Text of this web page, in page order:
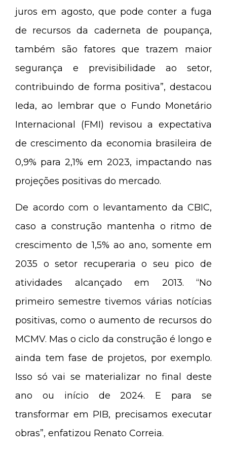
juros em agosto, que pode conter a fuga
de recursos da caderneta de poupança,
também são fatores que trazem maior
segurança e previsibilidade ao setor,
contribuindo de forma positiva”, destacou
Ieda, ao lembrar que o Fundo Monetário
Internacional (FMI) revisou a expectativa
de crescimento da economia brasileira de
0,9% para 2,1% em 2023, impactando nas
projeções positivas do mercado.
De acordo com o levantamento da CBIC,
caso a construção mantenha o ritmo de
crescimento de 1,5% ao ano, somente em
2035 o setor recuperaria o seu pico de
atividades alcançado em 2013. “No
primeiro semestre tivemos várias notícias
positivas, como o aumento de recursos do
MCMV. Mas o ciclo da construção é longo e
ainda tem fase de projetos, por exemplo.
Isso só vai se materializar no final deste
ano ou início de 2024. E para se
transformar em PIB, precisamos executar
obras”, enfatizou Renato Correia.